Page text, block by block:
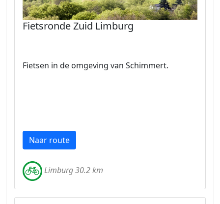
Fietsronde Zuid Limburg
Fietsen in de omgeving van Schimmert.
Naar route
Limburg 30.2 km